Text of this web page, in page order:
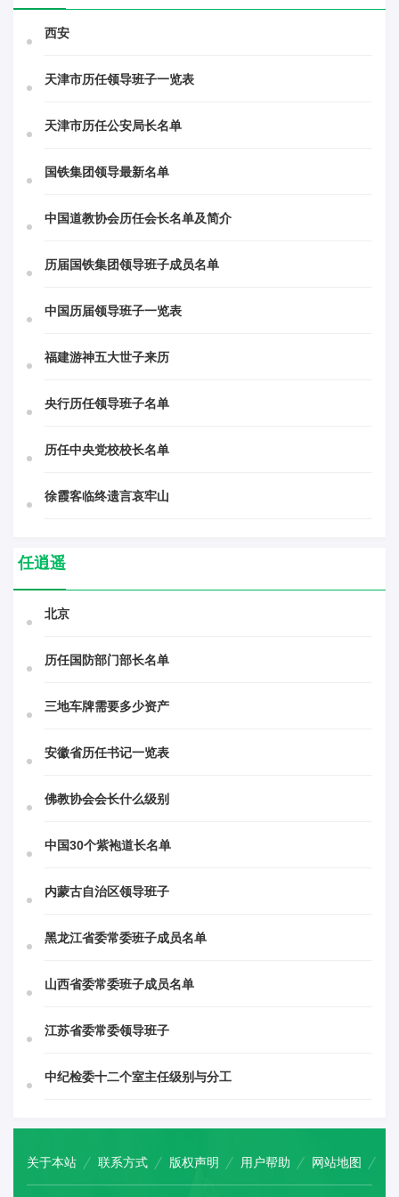
西安
天津市历任领导班子一览表
天津市历任公安局长名单
国铁集团领导最新名单
中国道教协会历任会长名单及简介
历届国铁集团领导班子成员名单
中国历届领导班子一览表
福建游神五大世子来历
央行历任领导班子名单
历任中央党校校长名单
徐霞客临终遗言哀牢山
任逍遥
北京
历任国防部门部长名单
三地车牌需要多少资产
安徽省历任书记一览表
佛教协会会长什么级别
中国30个紫袍道长名单
内蒙古自治区领导班子
黑龙江省委常委班子成员名单
山西省委常委班子成员名单
江苏省委常委领导班子
中纪检委十二个室主任级别与分工
关于本站 联系方式 版权声明 用户帮助 网站地图